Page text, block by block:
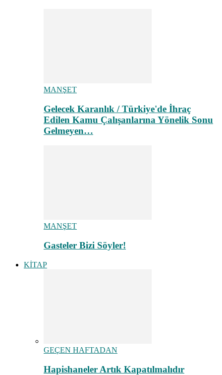
MANŞET
Gelecek Karanlık / Türkiye'de İhraç
Edilen Kamu Çalışanlarına Yönelik Sonu
Gelmeyen…
MANŞET
Gasteler Bizi Söyler!
KİTAP
GEÇEN HAFTADAN
Hapishaneler Artık Kapatılmalıdır